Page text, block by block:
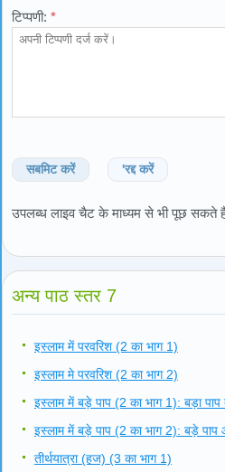
टिप्पणी: *
सबमिट करें 'रद्द करें
उपलब्ध लाइव चैट के माध्यम से भी पूछ सकते
अन्य पाठ स्तर 7
इस्लाम में परवरिश (2 का भाग 1)
इस्लाम मे परवरिश (2 का भाग 2)
इस्लाम में बड़े पाप (2 का भाग 1): बड़ा पाप
इस्लाम में बड़े पाप (2 का भाग 2): बड़े पाप
तीर्थयात्रा (हज) (3 का भाग 1)